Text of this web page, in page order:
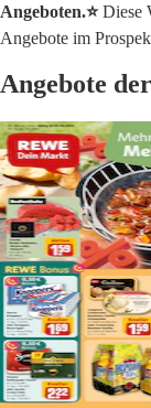
Angeboten.⭐️Diese
Angebote im
Angebote